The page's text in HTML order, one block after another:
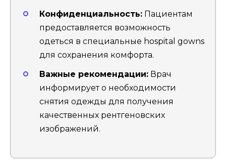
Конфиденциальность: Пациентам
предоставляется возможность
одеться в специальные hospital gowns
для сохранения комфорта.
Важные рекомендации: Врач
информирует о необходимости
снятия одежды для получения
качественных рентгеновских
изображений.